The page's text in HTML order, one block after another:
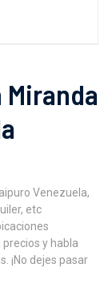
Miranda
Venezuela,
etc
y habla
¡No dejes pasar